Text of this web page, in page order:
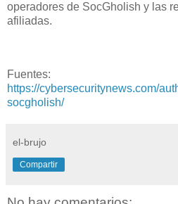
operadores de SocGholish y las
afiliadas.
Fuentes:
https://cybersecuritynews.com/
socgholish/
el-brujo
Compartir